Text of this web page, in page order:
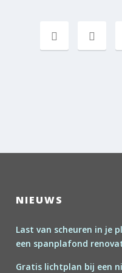
NIEUWS
Last van scheuren in je
een spanplafond
Gratis lichtplan bij een